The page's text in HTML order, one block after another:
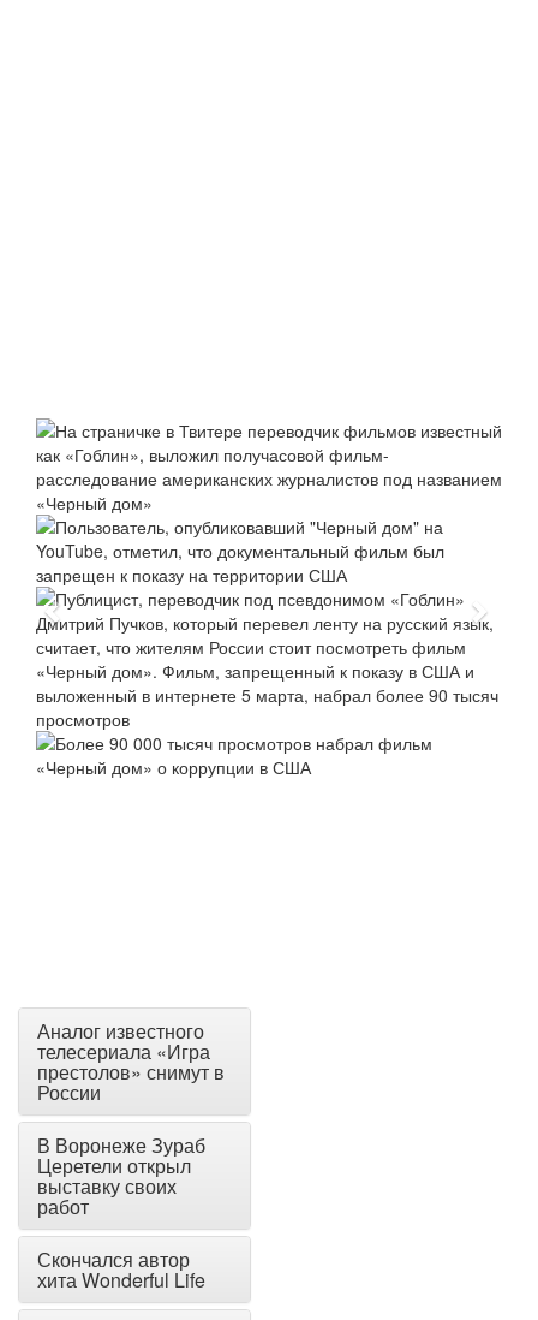
Аналог известного
телесериала «Игра
престолов» снимут в
России
В Воронеже Зураб
Церетели открыл
выставку своих
работ
Скончался автор
хита Wonderful Life